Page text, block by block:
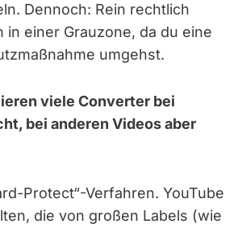
Dennoch: Rein rechtlich
in einer Grauzone, da du eine
umgehst.
viele Converter bei
bei anderen Videos aber
Protect“-Verfahren. YouTube
die von großen Labels (wie